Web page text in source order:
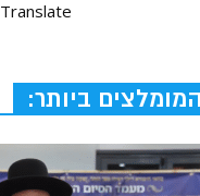
Translate
המומלצים ביותר: